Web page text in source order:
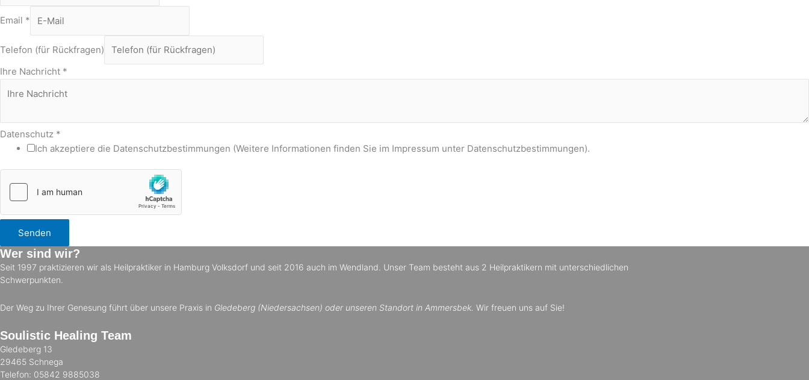
Email *
Telefon (für Rückfragen)
Ihre Nachricht *
Datenschutz *
Ich akzeptiere die Datenschutzbestimmungen (Weitere Informationen finden Sie im Impressum unter Datenschutzbestimmungen).
Senden
Wer sind wir?
Seit 1997 praktizieren wir als Heilpraktiker in Hamburg Volksdorf und seit 2016 auch im Wendland. Unser Team besteht aus 2 Heilpraktikern mit unterschiedlichen
Schwerpunkten.
Der Weg zu Ihrer Genesung führt über unsere Praxis in Gledeberg (Niedersachsen) oder unseren Standort in Ammersbek. Wir freuen uns auf Sie!
Soulistic Healing Team
Gledeberg 13
29465 Schnega
Telefon: 05842 9885038